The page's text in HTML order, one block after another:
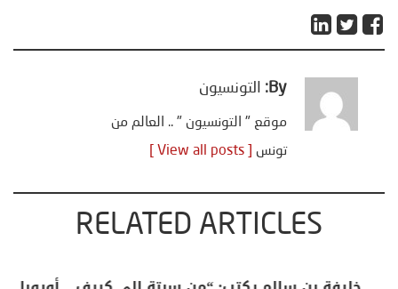
By: التونسيون
موقع " التونسيون " .. العالم من
تونس
RELATED ARTICLES